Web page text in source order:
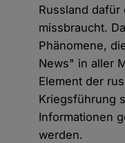
Russland
missbraucht.
Phänomene,
News" in aller
Element der
Kriegsführung
Informationen
werden.